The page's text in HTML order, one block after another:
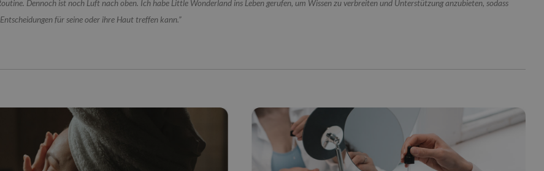
Dennoch ist noch Luft nach oben. Ich habe Little Wonderland ins Leben gerufen, um Wissen zu verbreiten und Unterstützung anzubieten, sodass
für seine oder ihre Haut treffen kann.”